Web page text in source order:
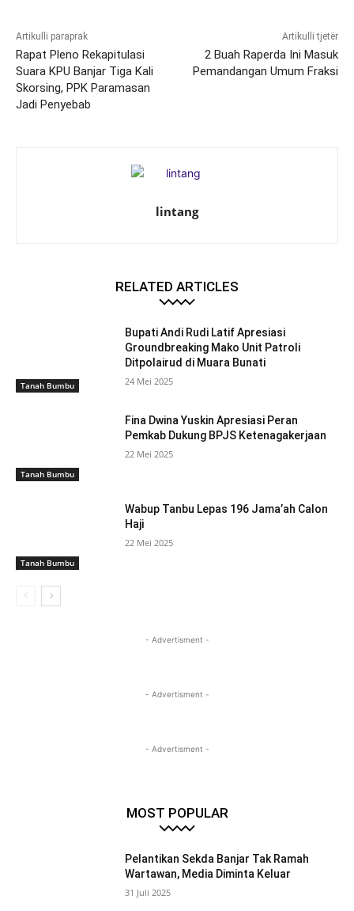
Artikulli paraprak
Rapat Pleno Rekapitulasi
Suara KPU Banjar Tiga Kali
Skorsing, PPK Paramasan
Jadi Penyebab
Artikulli tjetër
2 Buah Raperda Ini Masuk
Pemandangan Umum Fraksi
lintang
RELATED ARTICLES
Tanah Bumbu
Bupati Andi Rudi Latif Apresiasi
Groundbreaking Mako Unit Patroli
Ditpolairud di Muara Bunati
24 Mei 2025
Tanah Bumbu
Fina Dwina Yuskin Apresiasi Peran
Pemkab Dukung BPJS Ketenagakerjaan
22 Mei 2025
Tanah Bumbu
Wabup Tanbu Lepas 196 Jama’ah Calon
Haji
22 Mei 2025
- Advertisment -
- Advertisment -
- Advertisment -
MOST POPULAR
Pelantikan Sekda Banjar Tak Ramah
Wartawan, Media Diminta Keluar
31 Juli 2025